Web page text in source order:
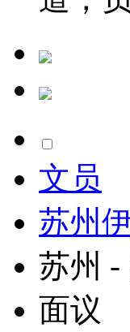
文员
苏州
苏州 -
面议